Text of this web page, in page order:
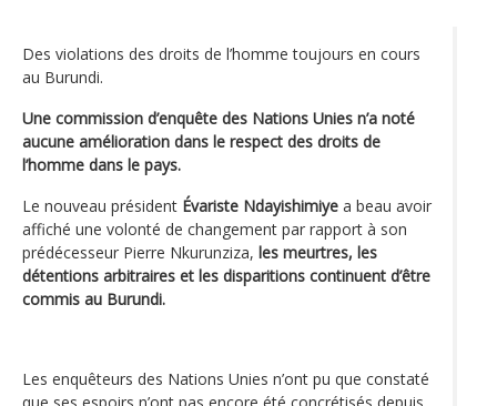
Des violations des droits de l’homme toujours en cours
au Burundi.
Une commission d’enquête des Nations Unies n’a noté
aucune amélioration dans le respect des droits de
l’homme dans le pays.
Le nouveau président Évariste Ndayishimiye a beau avoir
affiché une volonté de changement par rapport à son
prédécesseur Pierre Nkurunziza, les meurtres, les
détentions arbitraires et les disparitions continuent d’être
commis au Burundi.
Les enquêteurs des Nations Unies n’ont pu que constaté